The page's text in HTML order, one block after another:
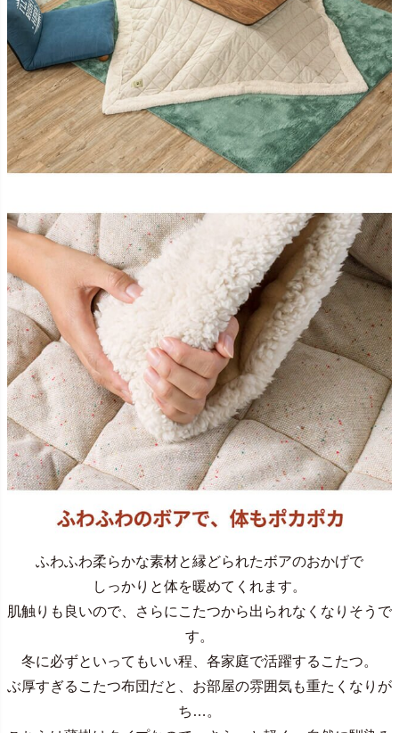
ふわふわ柔らかな素材と縁どられたボアのおかげで
しっかりと体を暖めてくれます。
肌触りも良いので、さらにこたつから出られなくなりそうで
す。
冬に必ずといってもいい程、各家庭で活躍するこたつ。
ぶ厚すぎるこたつ布団だと、お部屋の雰囲気も重たくなりが
ち…。